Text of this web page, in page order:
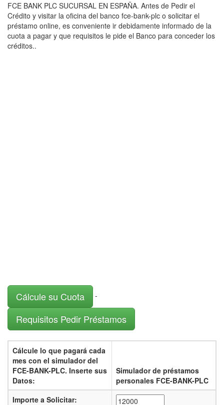
FCE BANK PLC SUCURSAL EN ESPAÑA. Antes de Pedir el
Crédito y visitar la oficina del banco fce-bank-plc o solicitar el
préstamo online, es conveniente ir debidamente informado de la
cuota a pagar y que requisitos le pide el Banco para conceder los
créditos..
Cálcule su Cuota -
Requisitos Pedir Préstamos
Cálcule lo que pagará cada
mes con el simulador del
FCE-BANK-PLC. Inserte sus
Datos:
Simulador de préstamos
personales FCE-BANK-PLC
Importe a Solicitar: